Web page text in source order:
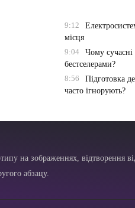
9:12
місця
9:04
Чому сучасні
бестселерами?
8:56
Підготовка
часто ігнорують?
на зображеннях, відтворення
абзацу.